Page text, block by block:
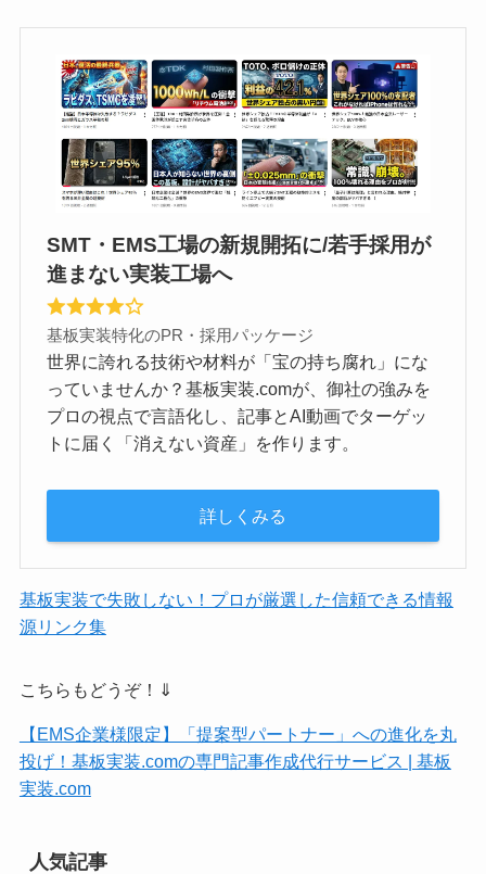
SMT・EMS工場の新規開拓に/若手採用が
進まない実装工場へ
基板実装特化のPR・採用パッケージ
世界に誇れる技術や材料が「宝の持ち腐れ」にな
っていませんか？基板実装.comが、御社の強みを
プロの視点で言語化し、記事とAI動画でターゲッ
トに届く「消えない資産」を作ります。
詳しくみる
基板実装で失敗しない！プロが厳選した信頼できる情報
源リンク集
こちらもどうぞ！⇓
【EMS企業様限定】「提案型パートナー」への進化を丸
投げ！基板実装.comの専門記事作成代行サービス | 基板
実装.com
人気記事